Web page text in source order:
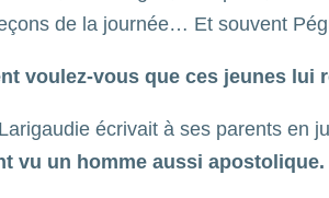
de la journée… Et souvent
voulez-vous que ces jeunes lui
écrivait à ses parents en
vu un homme aussi